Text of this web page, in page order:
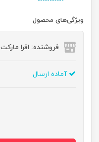
ویژگی‌های محصول
فروشنده: افرا مارکت
آماده ارسال